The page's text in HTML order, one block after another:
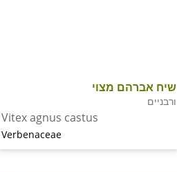
שיח אברהם מצוי
ורבניים
Vitex agnus castus
Verbenaceae